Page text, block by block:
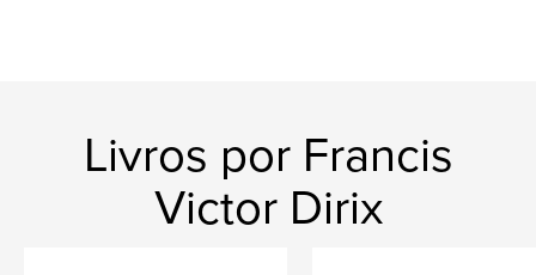
Livros por Francis
Victor Dirix